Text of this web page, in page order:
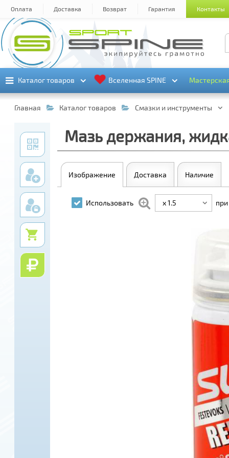
Оплата Доставка Возврат Гарантия Контакты
Каталог товаров
Каталог товаров Вселенная SPINE
Вселенная SPINE
Главная Каталог товаров Смазки и инструменты
Мазь держания,
Изображение Доставка Наличие
x 1.5
Использовать